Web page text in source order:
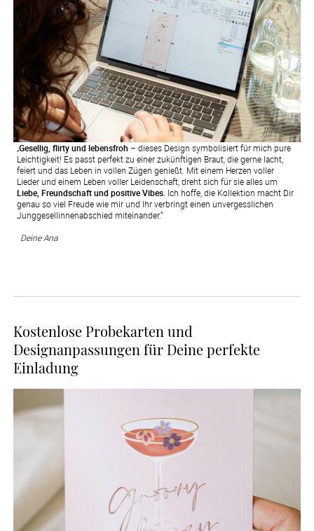
„Gesellig, flirty und lebensfroh – dieses Design symbolisiert für mich pure
Leichtigkeit! Es passt perfekt zu einer zukünftigen Braut, die gerne lacht,
feiert und das Leben in vollen Zügen genießt. Mit einem Herzen voller
Lieder und einem Leben voller Leidenschaft, dreht sich für sie alles um
Liebe, Freundschaft und positive Vibes. Ich hoffe, die Kollektion macht Dir
genau so viel Freude wie mir und Ihr verbringt einen unvergesslichen
Junggesellinnenabschied miteinander.“
Deine Ana
Kostenlose Probekarten und
Designanpassungen für Deine perfekte
Einladung